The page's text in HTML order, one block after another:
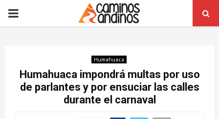
PRIMARY
Humahuaca
Humahuaca impondrá multas por uso
de parlantes y por ensuciar las calles
durante el carnaval